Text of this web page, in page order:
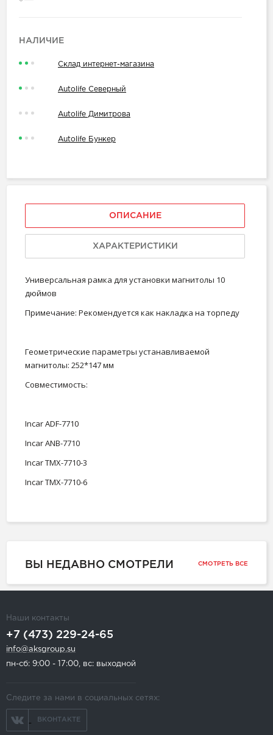
НАЛИЧИЕ
Склад интернет-магазина
Autolife Северный
Autolife Димитрова
Autolife Бункер
ОПИСАНИЕ
ХАРАКТЕРИСТИКИ
Универсальная рамка для установки магнитолы 10
дюймов
Примечание: Рекомендуется как накладка на торпеду
Геометрические параметры устанавливаемой
магнитолы: 252*147 мм
Совместимость:
Incar ADF-7710
Incar ANB-7710
Incar TMX-7710-3
Incar TMX-7710-6
ВЫ НЕДАВНО СМОТРЕЛИ СМОТРЕТЬ ВСЕ
Наши контакты
+7 (473) 229-24-65
info@aksgroup.su
пн-сб: 9:00 - 17:00, вс: выходной
Следите за нами в социальных сетях:
ВКОНТАКТЕ